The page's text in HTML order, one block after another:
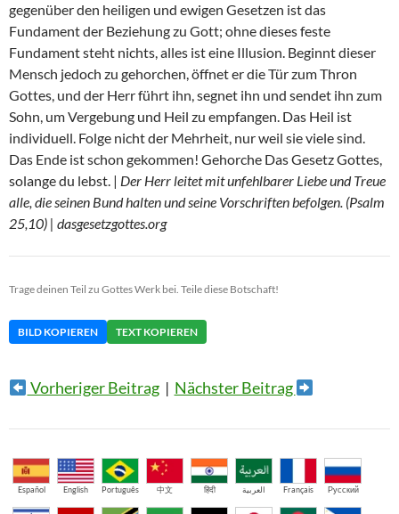
gegenüber den heiligen und ewigen Gesetzen ist das
Fundament der Beziehung zu Gott; ohne dieses feste
Fundament steht nichts, alles ist eine Illusion. Beginnt dieser
Mensch jedoch zu gehorchen, öffnet er die Tür zum Thron
Gottes, und der Herr führt ihn, segnet ihn und sendet ihn zum
Sohn, um Vergebung und Heil zu empfangen. Das Heil ist
individuell. Folge nicht der Mehrheit, nur weil sie viele sind.
Das Ende ist schon gekommen! Gehorche Das Gesetz Gottes,
solange du lebst. | Der Herr leitet mit unfehlbarer Liebe und Treue
alle, die seinen Bund halten und seine Vorschriften befolgen. (Psalm
25,10) | dasgesetzgottes.org
Trage deinen Teil zu Gottes Werk bei. Teile diese Botschaft!
BILD KOPIEREN TEXT KOPIEREN
Vorheriger Beitrag| Nächster Beitrag
Español English Português 中文 हिंदी العربية Français Русский